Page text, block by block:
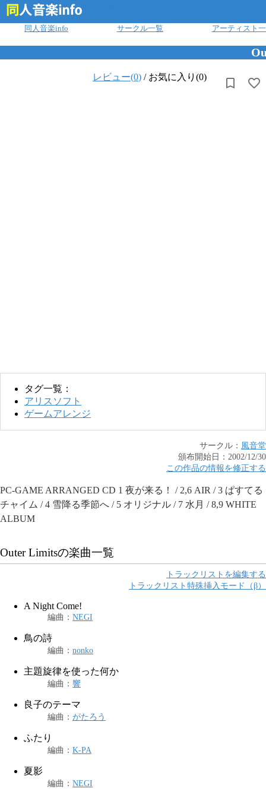
同人音楽info サークル一覧 アーティスト
レビュー(0) / お気に入り(0)
タグ一覧：
アリスソフト
ゲームアレンジ
サークル： 風音堂
頒布開始日： 2002/12/30
この作品の情報を修正する
PC-GAME ARRANGED CD 1 夜が来る！ / 2,6 AIR / 3 ぱすてる
チャイム / 4 雪降る季節へ / 5 オリジナル / 7 水月 / 8,9 WHITE
ALBUM
Outer Limitsの楽曲一覧
トラックリストを編集する
トラックリスト特殊挿入モード（β）
A Night Come!
編曲 ： NEGI
鳥の詩
編曲 ： nonko
主題旋律を使った何か
編曲 ： 響
良子のテーマ
編曲 ： がたろう
ふたり
編曲 ： K-PA
夏影
編曲 ： NEGI